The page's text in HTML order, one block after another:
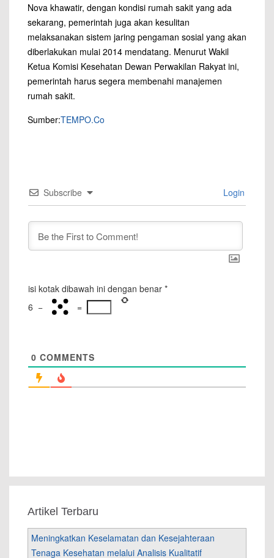
Nova khawatir, dengan kondisi rumah sakit yang ada
sekarang, pemerintah juga akan kesulitan
melaksanakan sistem jaring pengaman sosial yang akan
diberlakukan mulai 2014 mendatang. Menurut Wakil
Ketua Komisi Kesehatan Dewan Perwakilan Rakyat ini,
pemerintah harus segera membenahi manajemen
rumah sakit.
Sumber:TEMPO.Co
Subscribe Login
isi kotak dibawah ini dengan benar *
6 − =
0 COMMENTS
Artikel Terbaru
Meningkatkan Keselamatan dan Kesejahteraan
Tenaga Kesehatan melalui Analisis Kualitatif